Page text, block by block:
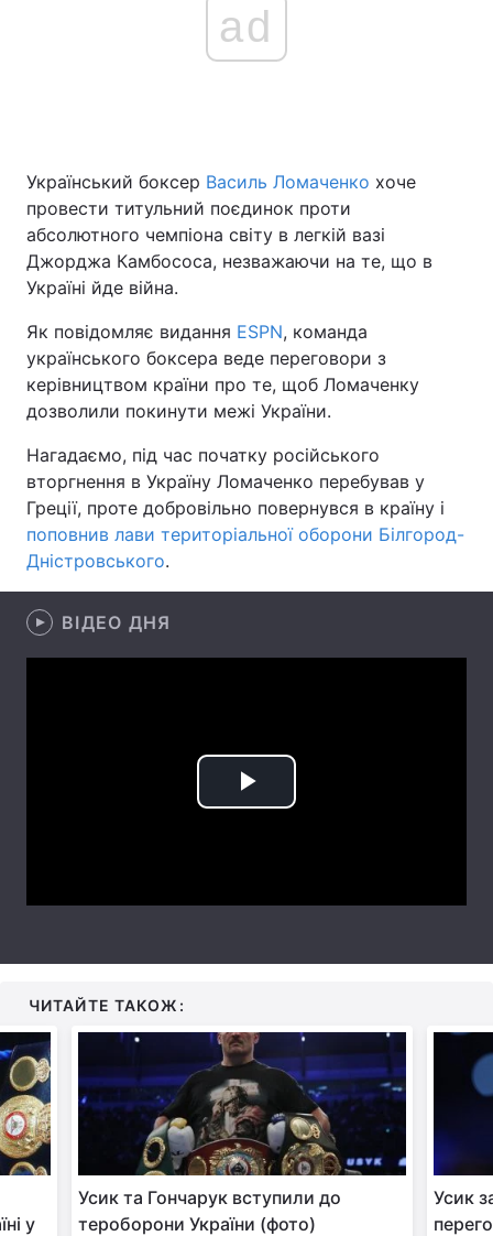
Україна Політика
Економіка Світ
Спорт
Техно і зв'язок Лайт
Зброя Інциденти
Цікавинки Погода
Екологія Регіони
Лонгріди
Тема оформлення
ad
Український боксер Василь Ломаченко хоче
провести титульний поєдинок проти
абсолютного чемпіона світу в легкій вазі
Джорджа Камбососа, незважаючи на те, що в
Україні йде війна.
Як повідомляє видання ESPN, команда
українського боксера веде переговори з
керівництвом країни про те, щоб Ломаченку
дозволили покинути межі України.
Нагадаємо, під час початку російського
вторгнення в Україну Ломаченко перебував у
Греції, проте добровільно повернувся в країну і
поповнив лави територіальної оборони Білгород-
Дністровського.
ВІДЕО ДНЯ
Play
ЧИТАЙТЕ ТАКОЖ:
у
Усик та Гончарук вступили до
тероборони України (фото)
Усик